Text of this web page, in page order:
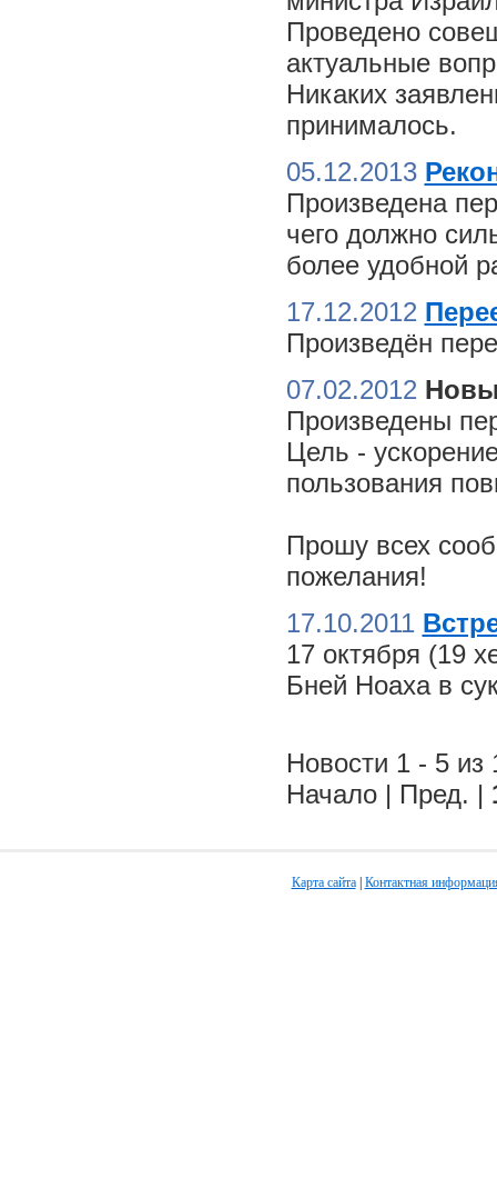
Проведено
актуальные
Никаких
принималось.
05.12.2013
Произведена
чего должно
более удобной
17.12.2012
Произведён
07.02.2012
Произведены
Цель -
пользования
Прошу всех
пожелания!
17.10.2011
17 октября (19
Бней Ноаха в
Новости 1 - 5 из
Начало | Пред. |
Карта сайта| Контактная